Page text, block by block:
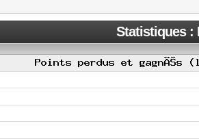
Statistiques :